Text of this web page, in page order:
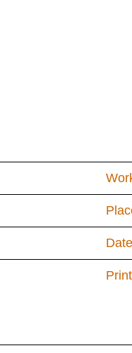
Date